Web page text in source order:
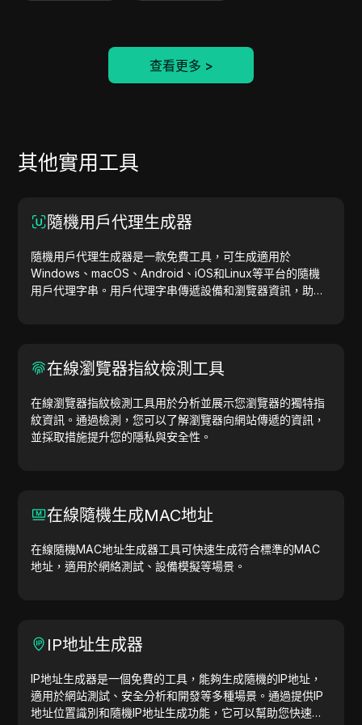
查看更多 >
其他實用工具
隨機用戶代理生成器
隨機用戶代理生成器是一款免費工具，可生成適用於
Windows、macOS、Android、iOS和Linux等平台的隨機
用戶代理字串。用戶代理字串傳遞設備和瀏覽器資訊，助力
在線瀏覽器指紋檢測工具
在線瀏覽器指紋檢測工具用於分析並展示您瀏覽器的獨特指
紋資訊。通過檢測，您可以了解瀏覽器向網站傳遞的資訊，
並採取措施提升您的隱私與安全性。
在線隨機生成MAC地址
在線隨機MAC地址生成器工具可快速生成符合標準的MAC
地址，適用於網絡測試、設備模擬等場景。
IP地址生成器
IP地址生成器是一個免費的工具，能夠生成隨機的IP地址，
適用於網站測試、安全分析和開發等多種場景。通過提供IP
地址位置識別和隨機IP地址生成功能，它可以幫助您快速生